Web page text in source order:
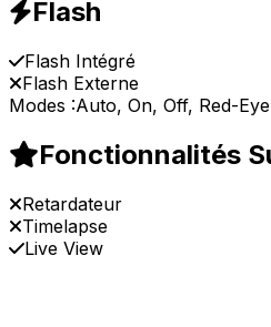
Flash
Flash Intégré
Flash Externe
Modes :Auto, On, Off, Red-
Fonctionnalités
Retardateur
Timelapse
Live View